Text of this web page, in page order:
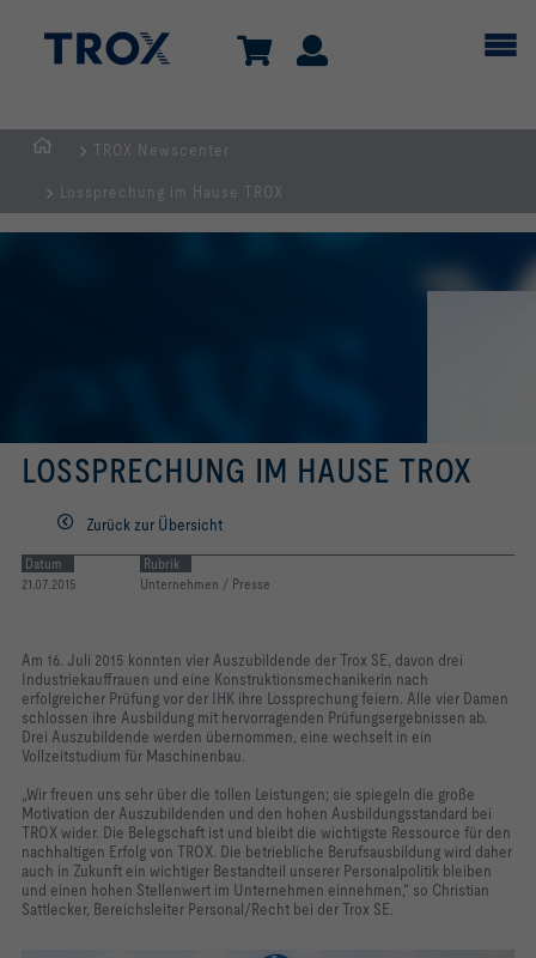
TROX Newscenter
Lossprechung im Hause TROX
LOSSPRECHUNG IM HAUSE TROX
Zurück zur Übersicht
Datum
21.07.2015
Rubrik
Unternehmen / Presse
Am 16. Juli 2015 konnten vier Auszubildende der Trox SE, davon drei
Industriekauffrauen und eine Konstruktionsmechanikerin nach
erfolgreicher Prüfung vor der IHK ihre Lossprechung feiern. Alle vier Damen
schlossen ihre Ausbildung mit hervorragenden Prüfungsergebnissen ab.
Drei Auszubildende werden übernommen, eine wechselt in ein
Vollzeitstudium für Maschinenbau.
„Wir freuen uns sehr über die tollen Leistungen; sie spiegeln die große
Motivation der Auszubildenden und den hohen Ausbildungsstandard bei
TROX wider. Die Belegschaft ist und bleibt die wichtigste Ressource für den
nachhaltigen Erfolg von TROX. Die betriebliche Berufsausbildung wird daher
auch in Zukunft ein wichtiger Bestandteil unserer Personalpolitik bleiben
und einen hohen Stellenwert im Unternehmen einnehmen,“ so Christian
Sattlecker, Bereichsleiter Personal/Recht bei der Trox SE.